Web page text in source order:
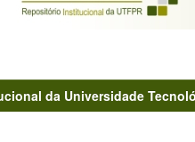
da Universidade